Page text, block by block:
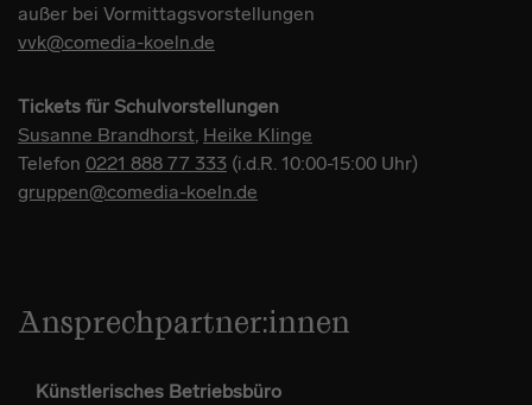
außer bei Vormittagsvorstellungen
vvk@comedia-koeln.de
Tickets für Schulvorstellungen
Susanne Brandhorst Heike Klinge
Telefon 0221 888 77 333 (i.d.R. 10:00-15:00 Uhr)
gruppen@comedia-koeln.de
Ansprechpartner:innen
Künstlerisches Betriebsbüro